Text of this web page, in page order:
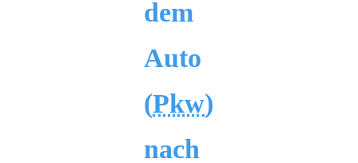
dem
Auto
(Pkw)
nach